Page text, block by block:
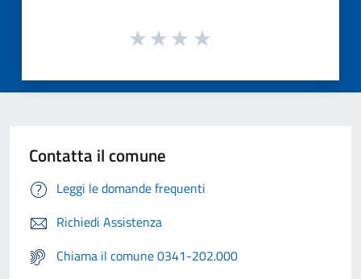
Contatta il comune
Leggi le domande frequenti
Richiedi Assistenza
Chiama il comune 0341-202.000